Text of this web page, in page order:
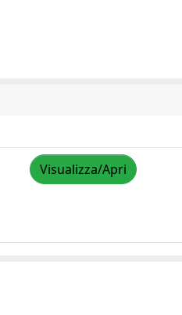
Visualizza/Apri